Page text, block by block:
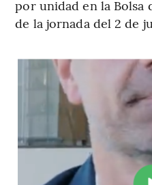
por unidad en la Bolsa
de la jornada del 2 de